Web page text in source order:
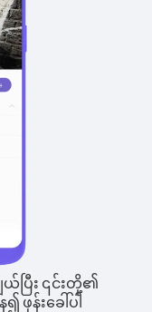
ပြီး ၎င်းတို့၏
ဖုန်းခေါ်ပါ